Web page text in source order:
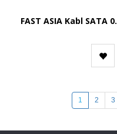
FAST ASIA Kabl SATA
1 2 3